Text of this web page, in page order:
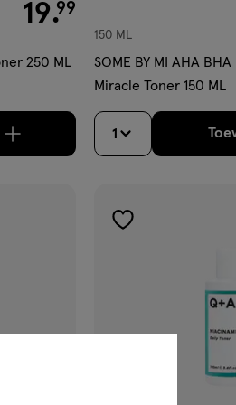
nog maar 27 producten op
€ 19.99
19.99
250 ML
aantal met één, Bijna
150 ML
SOME BY MI AHA
Miracle Toner 150 ML
1
toevoegen